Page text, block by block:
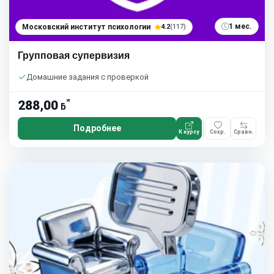
Московский институт психологии 4.2(117) 1 мес.
Групповая супервизия
Домашние задания с проверкой
288,00 ƃ*
Подробнее К курсу Сохр. Сравн.